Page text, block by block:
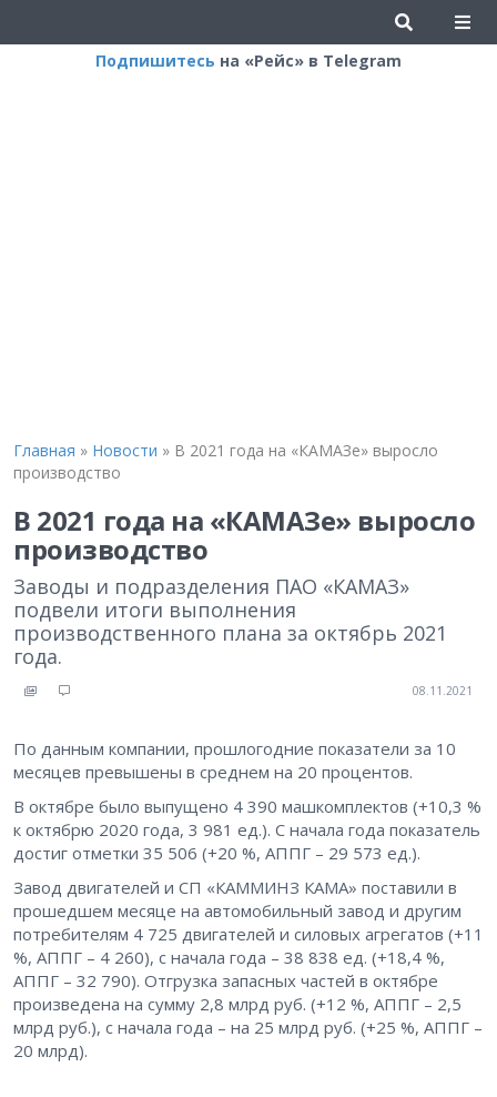
Подпишитесь на «Рейс» в Telegram
Главная » Новости » В 2021 года на «КАМАЗе» выросло
производство
В 2021 года на «КАМАЗе» выросло
производство
Заводы и подразделения ПАО «КАМАЗ»
подвели итоги выполнения
производственного плана за октябрь 2021
года.
08.11.2021
По данным компании, прошлогодние показатели за 10
месяцев превышены в среднем на 20 процентов.
В октябре было выпущено 4 390 машкомплектов (+10,3 %
к октябрю 2020 года, 3 981 ед.). С начала года показатель
достиг отметки 35 506 (+20 %, АППГ – 29 573 ед.).
Завод двигателей и СП «КАММИНЗ КАМА» поставили в
прошедшем месяце на автомобильный завод и другим
потребителям 4 725 двигателей и силовых агрегатов (+11
%, АППГ – 4 260), с начала года – 38 838 ед. (+18,4 %,
АППГ – 32 790). Отгрузка запасных частей в октябре
произведена на сумму 2,8 млрд руб. (+12 %, АППГ – 2,5
млрд руб.), с начала года – на 25 млрд руб. (+25 %, АППГ –
20 млрд).